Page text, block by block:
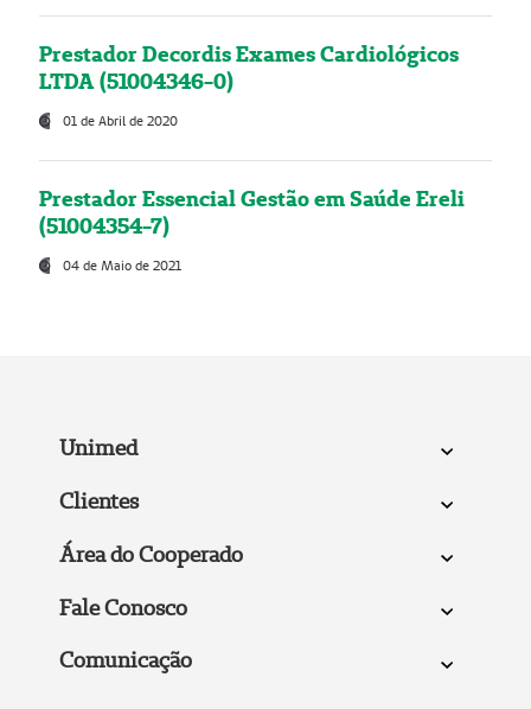
Prestador Decordis Exames Cardiológicos
LTDA (51004346-0)
01 de Abril de 2020
Prestador Essencial Gestão em Saúde Ereli
(51004354-7)
04 de Maio de 2021
Unimed
Clientes
Área do Cooperado
Fale Conosco
Comunicação